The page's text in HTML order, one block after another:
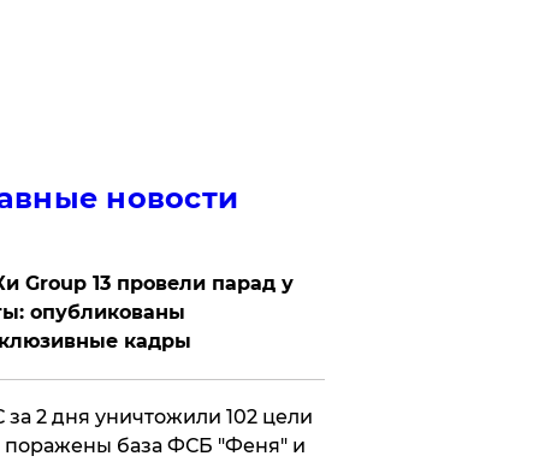
новости
Group 13 провели парад у
опубликованы
кадры
за 2 дня уничтожили 102 цели
база ФСБ "Феня" и